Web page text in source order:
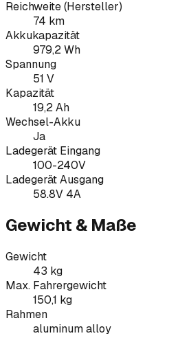
Reichweite (Hersteller)
74 km
Akkukapazität
979,2 Wh
Spannung
51 V
Kapazität
19,2 Ah
Wechsel-Akku
Ja
Ladegerät Eingang
100-240V
Ladegerät Ausgang
58.8V 4A
Gewicht & Maße
Gewicht
43 kg
Max. Fahrergewicht
150,1 kg
Rahmen
aluminum alloy